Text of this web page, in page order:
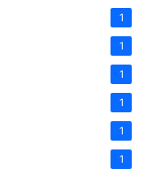
1
1
1
1
1
1